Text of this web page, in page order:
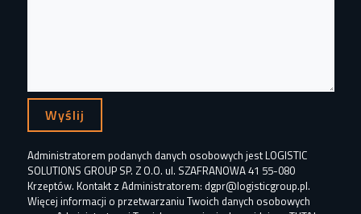
Administratorem podanych danych osobowych jest LOGISTIC
SOLUTIONS GROUP SP. Z O.O. ul. SZAFRANOWA 41 55-080
Krzeptów. Kontakt z Administratorem: dgpr@logisticgroup.pl.
Więcej informacji o przetwarzaniu Twoich danych osobowych